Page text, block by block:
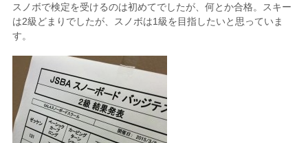
スノボで検定を受けるのは初めてでしたが、何とか合格。スキー
は2級どまりでしたが、スノボは1級を目指したいと思っていま
す。